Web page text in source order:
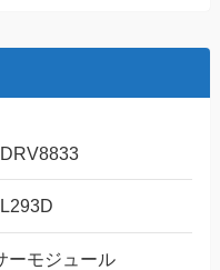
ーモジュール